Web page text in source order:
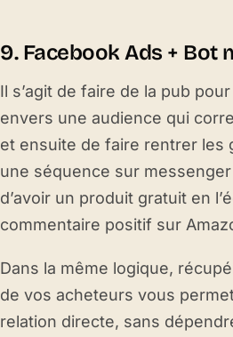
9. Facebook Ads + Bot
Il s’agit de faire de la pub
envers une audience qui
et ensuite de faire rentrer les
une séquence sur
d’avoir un produit gratuit en
commentaire positif sur
Dans la même logique,
de vos acheteurs vous
relation directe, sans